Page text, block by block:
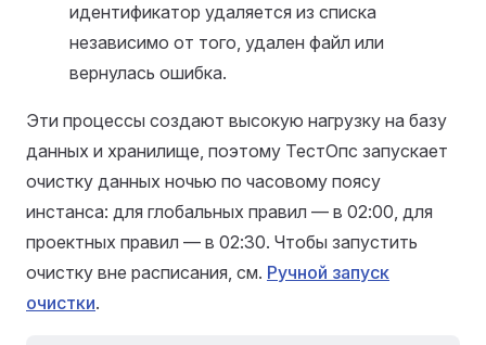
идентификатор удаляется из списка
независимо от того, удален файл или
вернулась ошибка.
Эти процессы создают высокую нагрузку на базу
данных и хранилище, поэтому ТестОпс запускает
очистку данных ночью по часовому поясу
инстанса: для глобальных правил — в 02:00, для
проектных правил — в 02:30. Чтобы запустить
очистку вне расписания, см. Ручной запуск
очистки.